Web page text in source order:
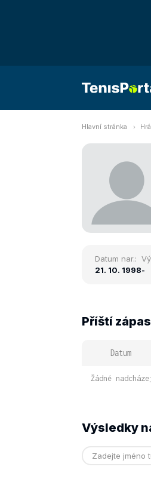
Hlavní stránka
Datum nar.:
21. 10. 1998-
Příští zápas
Datum
Žádné
Výsledky